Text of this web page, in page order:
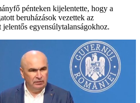
pénteken kijelentette, hogy a
beruházások vezettek az
egyensúlytalanságokhoz.